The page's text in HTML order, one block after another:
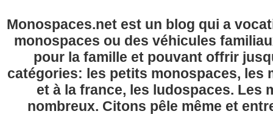
Monospaces.net est un blog qui a
monospaces ou des véhicules
pour la famille et pouvant offrir
catégories: les petits monospaces, les
et à la france, les ludospaces. Les
nombreux. Citons pêle même et